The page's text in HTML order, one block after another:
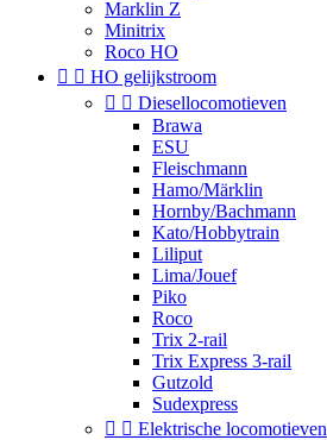
Marklin Z
Minitrix
Roco HO
  HO gelijkstroom
  Diesellocomotieven
Brawa
ESU
Fleischmann
Hamo/Märklin
Hornby/Bachmann
Kato/Hobbytrain
Liliput
Lima/Jouef
Piko
Roco
Trix 2-rail
Trix Express 3-rail
Gutzold
Sudexpress
  Elektrische locomotieven